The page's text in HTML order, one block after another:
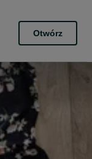
Otwórz